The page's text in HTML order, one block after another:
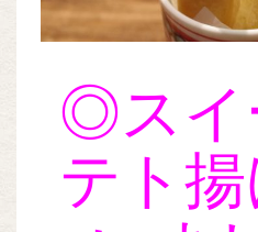
◎スイ
テト